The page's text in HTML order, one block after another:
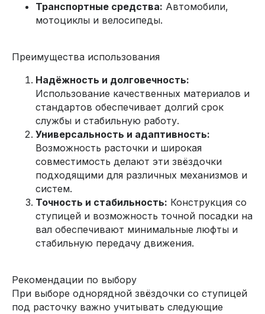
Транспортные средства: Автомобили,
мотоциклы и велосипеды.
Преимущества использования
Надёжность и долговечность:
Использование качественных материалов и
стандартов обеспечивает долгий срок
службы и стабильную работу.
Универсальность и адаптивность:
Возможность расточки и широкая
совместимость делают эти звёздочки
подходящими для различных механизмов и
систем.
Точность и стабильность: Конструкция со
ступицей и возможность точной посадки на
вал обеспечивают минимальные люфты и
стабильную передачу движения.
Рекомендации по выбору
При выборе однорядной звёздочки со ступицей
под расточку важно учитывать следующие